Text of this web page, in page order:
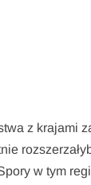
z krajami
w tym